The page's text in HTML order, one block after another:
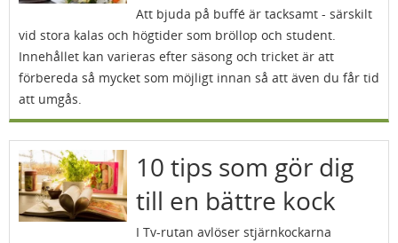
Att bjuda på buffé är tacksamt - särskilt
vid stora kalas och högtider som bröllop och student.
Innehållet kan varieras efter säsong och tricket är att
förbereda så mycket som möjligt innan så att även du får tid
att umgås.
10 tips som gör dig
till en bättre kock
I Tv-rutan avlöser stjärnkockarna